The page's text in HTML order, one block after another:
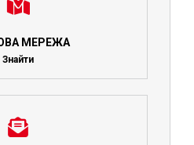
МЕРЕЖА
Знайти